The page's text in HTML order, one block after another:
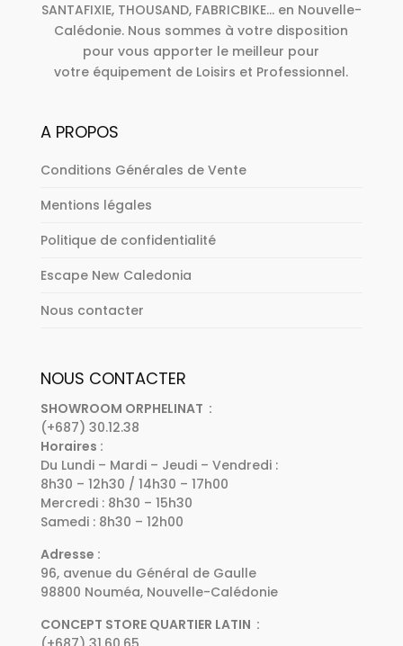
SANTAFIXIE, THOUSAND, FABRICBIKE... en Nouvelle-
Calédonie. Nous sommes à votre disposition
pour vous apporter le meilleur pour
votre équipement de Loisirs et Professionnel.
A PROPOS
Conditions Générales de Vente
Mentions légales
Politique de confidentialité
Escape New Caledonia
Nous contacter
NOUS CONTACTER
SHOWROOM ORPHELINAT :
(+687) 30.12.38
Horaires :
Du Lundi – Mardi – Jeudi – Vendredi :
8h30 – 12h30 / 14h30 – 17h00
Mercredi : 8h30 – 15h30
Samedi : 8h30 – 12h00
Adresse :
96, avenue du Général de Gaulle
98800 Nouméa, Nouvelle-Calédonie
CONCEPT STORE QUARTIER LATIN :